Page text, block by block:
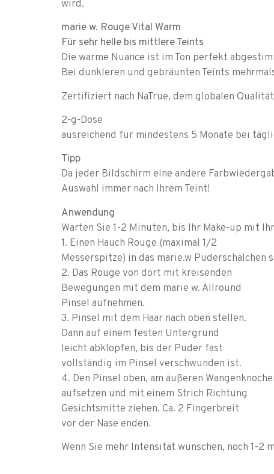
wird.
marie w. Rouge Vital Warm
Für sehr helle bis mittlere Teints
Die warme Nuance ist im Ton perfekt
Bei dunkleren und gebräunten Teints
Zertifiziert nach NaTrue, dem globalen
2-g-Dose
ausreichend für mindestens 5 Monate bei
Tipp
Da jeder Bildschirm eine andere
Auswahl immer nach Ihrem Teint!
Anwendung
Warten Sie 1-2 Minuten, bis Ihr Make-up mit
1. Einen Hauch Rouge (maximal 1/2
Messerspitze) in das marie.w Puderschälchen
2. Das Rouge von dort mit kreisenden
Bewegungen mit dem marie w. Allround
Pinsel aufnehmen.
3. Pinsel mit dem Haar nach oben stellen.
Dann auf einem festen Untergrund
leicht abklopfen, bis der Puder fast
vollständig im Pinsel verschwunden ist.
4. Den Pinsel oben, am äußeren
aufsetzen und mit einem Strich Richtung
Gesichtsmitte ziehen. Ca. 2 Fingerbreit
vor der Nase enden.
Wenn Sie mehr Intensität wünschen, noch 1-2